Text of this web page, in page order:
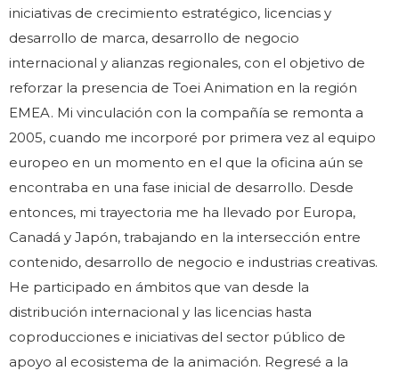
iniciativas de crecimiento estratégico, licencias y
desarrollo de marca, desarrollo de negocio
internacional y alianzas regionales, con el objetivo de
reforzar la presencia de Toei Animation en la región
EMEA. Mi vinculación con la compañía se remonta a
2005, cuando me incorporé por primera vez al equipo
europeo en un momento en el que la oficina aún se
encontraba en una fase inicial de desarrollo. Desde
entonces, mi trayectoria me ha llevado por Europa,
Canadá y Japón, trabajando en la intersección entre
contenido, desarrollo de negocio e industrias creativas.
He participado en ámbitos que van desde la
distribución internacional y las licencias hasta
coproducciones e iniciativas del sector público de
apoyo al ecosistema de la animación. Regresé a la